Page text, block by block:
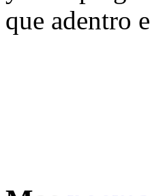
que adentro